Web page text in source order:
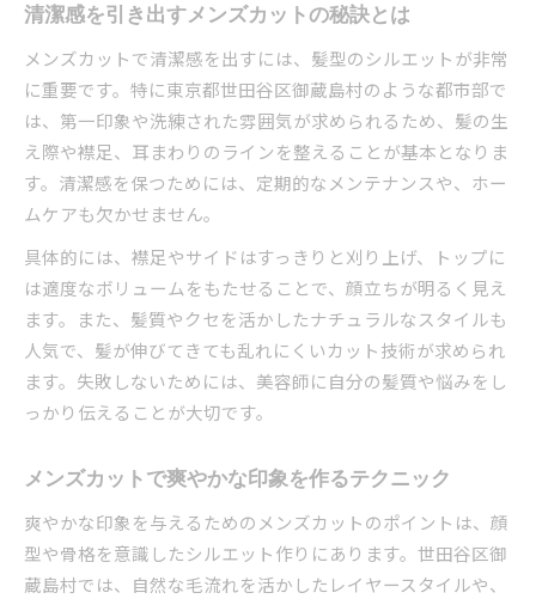
清潔感を引き出すメンズカットの秘訣とは
メンズカットで清潔感を出すには、髪型のシルエットが非常
に重要です。特に東京都世田谷区御蔵島村のような都市部で
は、第一印象や洗練された雰囲気が求められるため、髪の生
え際や襟足、耳まわりのラインを整えることが基本となりま
す。清潔感を保つためには、定期的なメンテナンスや、ホー
ムケアも欠かせません。
具体的には、襟足やサイドはすっきりと刈り上げ、トップに
は適度なボリュームをもたせることで、顔立ちが明るく見え
ます。また、髪質やクセを活かしたナチュラルなスタイルも
人気で、髪が伸びてきても乱れにくいカット技術が求められ
ます。失敗しないためには、美容師に自分の髪質や悩みをし
っかり伝えることが大切です。
メンズカットで爽やかな印象を作るテクニック
爽やかな印象を与えるためのメンズカットのポイントは、顔
型や骨格を意識したシルエット作りにあります。世田谷区御
蔵島村では、自然な毛流れを活かしたレイヤースタイルや、